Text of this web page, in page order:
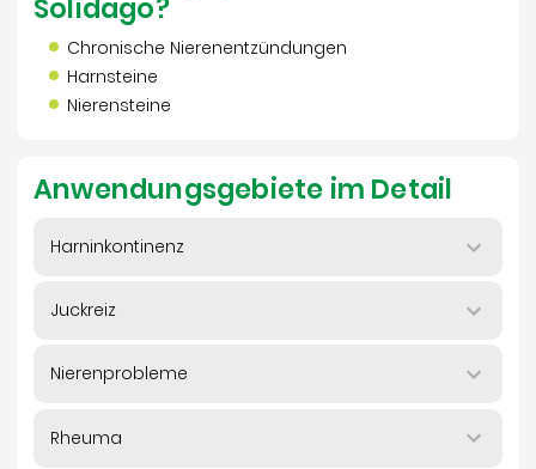
Solidago?
Chronische Nierenentzündungen
Harnsteine
Nierensteine
Anwendungsgebiete im Detail
Harninkontinenz
Juckreiz
Nierenprobleme
Rheuma